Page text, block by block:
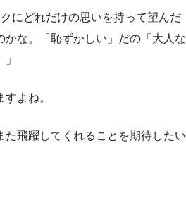
にどれだけの思いを持って望んだ
かな。「恥ずかしい」だの「大人な
よね。
た飛躍してくれることを期待したい